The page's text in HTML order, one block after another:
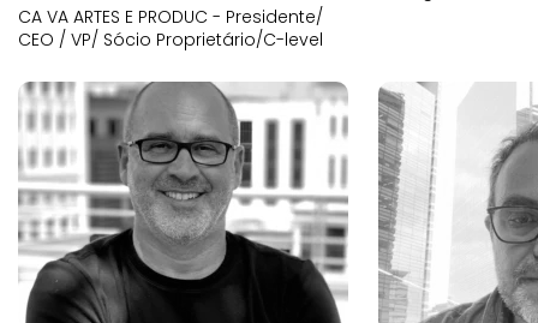
CA VA ARTES E PRODUC - Presidente/
CEO / VP/ Sócio Proprietário/C-level